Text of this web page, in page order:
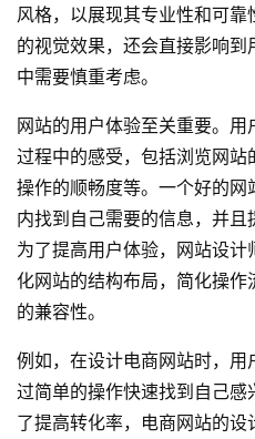
风格，以展现其专业性和可
的视觉效果，还会直接影响
中需要慎重考虑。
网站的用户体验至关重要。
过程中的感受，包括浏览网站
操作的顺畅度等。一个好的
内找到自己需要的信息，并且
为了提高用户体验，网站设
化网站的结构布局，简化操
的兼容性。
例如，在设计电商网站时，
过简单的操作快速找到自己
了提高转化率，电商网站的